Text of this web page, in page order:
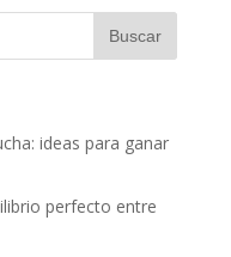
ideas para ganar
perfecto entre